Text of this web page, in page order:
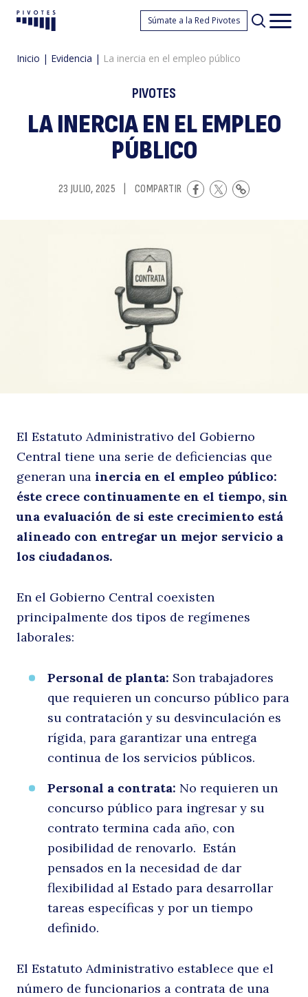
el
Pivotes Súmate a la Red Pivotes
Inicio | Evidencia | La inercia en el empleo público
PIVOTES
LA INERCIA EN EL EMPLEO
PÚBLICO
23 JULIO, 2025 COMPARTIR
El Estatuto Administrativo del Gobierno
Central tiene una serie de deficiencias que
generan una inercia en el empleo público:
éste crece continuamente en el tiempo, sin
una evaluación de si este crecimiento está
alineado con entregar un mejor servicio a
los ciudadanos.
En el Gobierno Central coexisten
principalmente dos tipos de regímenes
laborales:
Personal de planta: Son trabajadores
que requieren un concurso público para
su contratación y su desvinculación es
rígida, para garantizar una entrega
continua de los servicios públicos.
Personal a contrata: No requieren un
concurso público para ingresar y su
contrato termina cada año, con
posibilidad de renovarlo. Están
pensados en la necesidad de dar
flexibilidad al Estado para desarrollar
tareas específicas y por un tiempo
definido.
El Estatuto Administrativo establece que el
número de funcionarios a contrata de una